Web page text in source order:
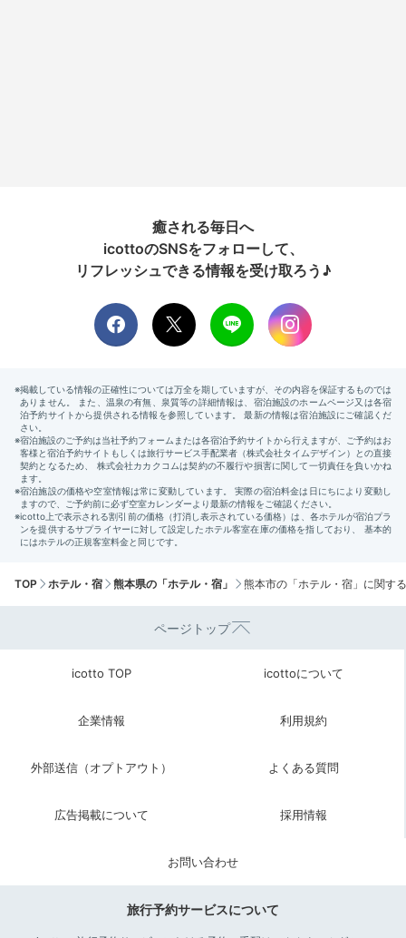
癒される毎日へ
icottoのSNSをフォローして、
リフレッシュできる情報を受け取ろう♪
TOP ホテル・宿 熊本県の「ホテル・宿」 熊本市の「ホテル・宿」に関す
ページトップ
icotto TOP icottoについて
企業情報 利用規約
外部送信（オプトアウト） よくある質問
広告掲載について 採用情報
お問い合わせ
旅行予約サービスについて